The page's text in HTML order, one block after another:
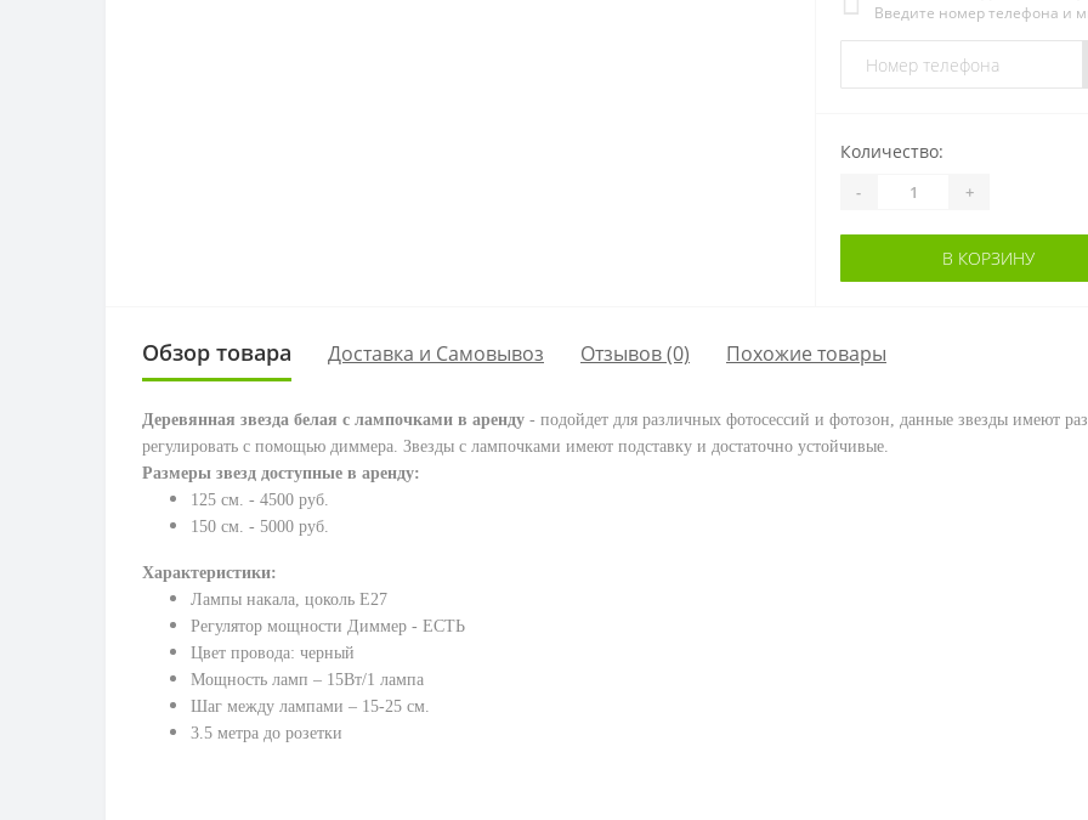
Введите номер телефона и
Количество:
- +
В КОРЗИНУ
Обзор товара Доставка и Самовывоз Отзывов (0) Похожие товары
Деревянная звезда белая с лампочками в аренду - подойдет для различных фотосессий и фотозон, данные звезды имеют
регулировать с помощью диммера. Звезды с лампочками имеют подставку и достаточно устойчивые.
Размеры звезд доступные в аренду:
125 см. - 4500 руб.
150 см. - 5000 руб.
Характеристики:
Лампы накала, цоколь Е27
Регулятор мощности Диммер - ЕСТЬ
Цвет провода: черный
Мощность ламп – 15Вт/1 лампа
Шаг между лампами – 15-25 см.
3.5 метра до розетки